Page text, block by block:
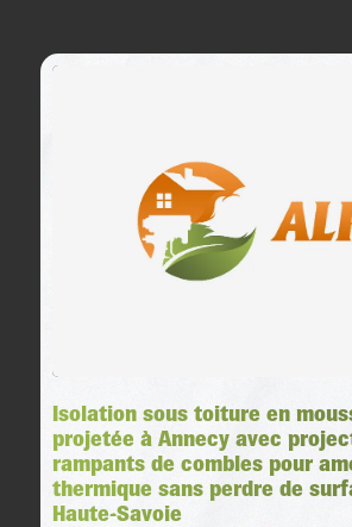
Isolation sous toiture en
projetée à Annecy avec
rampants de combles pour
thermique sans perdre de
Haute-Savoie